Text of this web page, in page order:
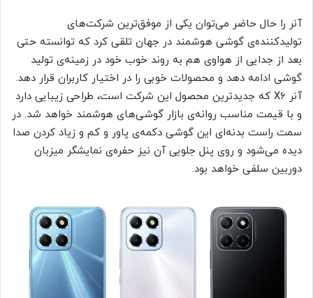
آنر را حال حاضر می‌توان یکی از موفق‌ترین شرکت‌های
تولیدکننده‌ی گوشی هوشمند در جهان تلقی کرد که توانسته حتی
بعد از جدایی از هواوی هم به روند خوب خود در زمینه‌ی تولید
گوشی ادامه دهد و محصولات خوبی را در اختیار کاربران قرار دهد.
آنر X6 که جدیدترین محصول این شرکت است، طراحی زیبایی دارد
و با قیمت مناسب روانه‌ی بازار گوشی‌های هوشمند خواهد شد. در
سمت راست بدنه‌ای این گوشی دکمه‌ی پاور و کم و زیاد کردن صدا
دیده می‌شود و روی پنل جلویی آن نیز حفره‌ی نمایشگر میزبان
دوربین سلفی خواهد بود.